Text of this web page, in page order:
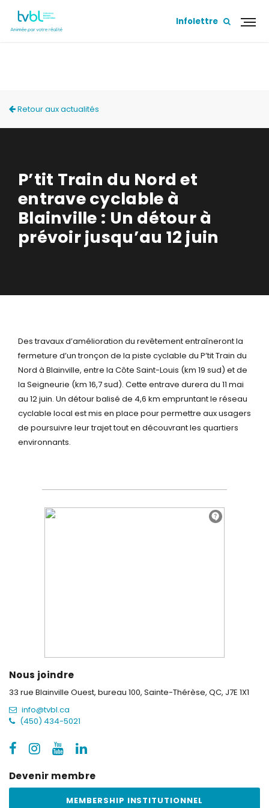
Infolettre
Retour aux actualités
P’tit Train du Nord et
entrave cyclable à
Blainville : Un détour à
prévoir jusqu’au 12 juin
Des travaux d’amélioration du revêtement entraîneront la
fermeture d’un tronçon de la piste cyclable du P’tit Train du
Nord à Blainville, entre la Côte Saint-Louis (km 19 sud) et de
la Seigneurie (km 16,7 sud). Cette entrave durera du 11 mai
au 12 juin. Un détour balisé de 4,6 km empruntant le réseau
cyclable local est mis en place pour permettre aux usagers
de poursuivre leur trajet tout en découvrant les quartiers
environnants.
Nous joindre
33 rue Blainville Ouest, bureau 100, Sainte-Thérèse, QC, J7E 1X1
info@tvbl.ca
(450) 434-5021
Devenir membre
MEMBERSHIP INSTITUTIONNEL